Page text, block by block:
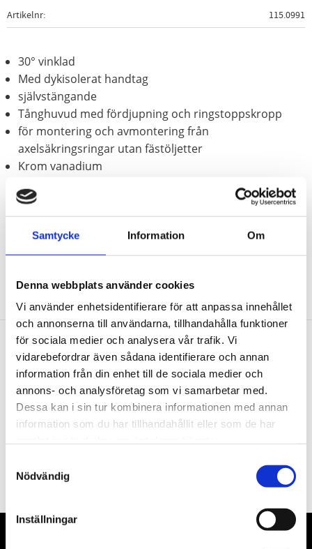
Samtycke Information Om
Denna webbplats använder cookies
Vi använder enhetsidentifierare för att anpassa innehållet
och annonserna till användarna, tillhandahålla funktioner
för sociala medier och analysera vår trafik. Vi
vidarebefordrar även sådana identifierare och annan
information från din enhet till de sociala medier och
annons- och analysföretag som vi samarbetar med.
Dessa kan i sin tur kombinera informationen med annan
information som du har tillhandahållit eller som de har
Nödvändig
Inställningar
Artikelnr 115.0991
30° vinklad
Med dykisolerat handtag
självstängande
Tånghuvud med fördjupning och ringstoppskropp
för montering och avmontering från
axelsäkringsringar utan fästöljetter
Krom vanadium
Användningsområde:
för avmontering av yttre (hjulsidiga)
t.ex. för
Audi . Mitsubishi Opel Volkswagen(Golf. T4)
Nyhetsbrev
PRENUMERERA
Dina personuppgifter behandlas i enlighet med vår integritetspolicy.